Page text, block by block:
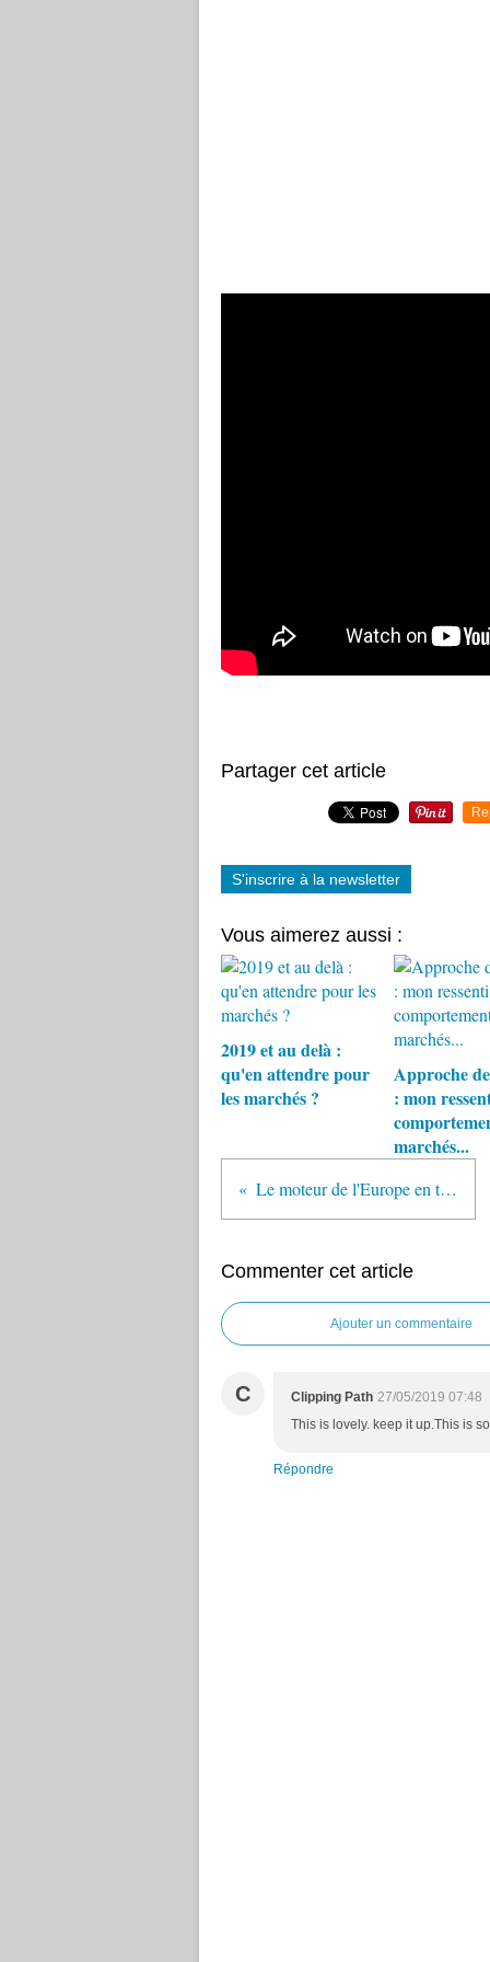
Partager cet article
S'inscrire à la newsletter
Vous aimerez aussi :
2019 et au delà :
qu'en attendre pour
les marchés ?
Approche
: mon
marchés...
Le moteur de l'Europe en train de caler...
Commenter cet article
Ajouter un commentaire
C Clipping Path 27/05/2019 07:48
This is lovely. keep it up.This is
Répondre